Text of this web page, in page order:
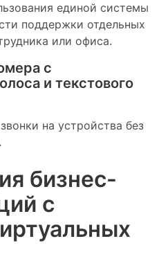
единой системы
поддержки отдельных
или офиса.
с
и текстового
на устройства без
бизнес-
с